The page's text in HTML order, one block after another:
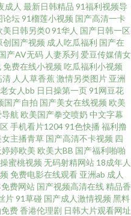
线视频 黄色极品网站蓝莓视频 91n
狠狠干 欧美色综合 日韩三级专区
频在线播放 日本啊v在线 婷婷伊人
黑丝喷水 久久国产人妻区 欧美高清
91vv福利社区 91看片在线看片软
合不卡区 蜜臂av网 男人天堂成人网
阿V欧美视频 极品AV福利精品 日韩
成人 最新日韩精品 91福利视频导
论坛91榴莲小视频 国产高清一卡
美日韩另类091华人 国产日韩一区
创国产视频 成人吃瓜福利 国产在
产AV无码 人妻系列 爱豆传媒倩女
免费在线小视频 吃瓜福利小视频
清 人人草香蕉 激情另类图片 亚洲
女人bb 日日操第一页91网豆花
国产自拍 国产美女在线视频 欧美
航 欧美国产拳交喷奶 中文字幕
手机看片120491色快播 福利撸
女主播青草 国产高清不卡视频 四
婷欧美 欧美大BB 国产福利啪啪
蜜桃视频 无码射精网站 18成年人
免费电影在线观看 亚洲ab 成人
费网站 国产视频高清在线精品香
片91草碰 国产成人激情视频 黑料
费香港伦理剧 日韩大片观看网址